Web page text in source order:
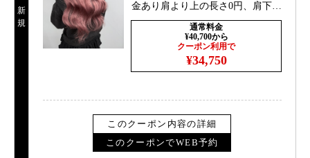
新
規
金あり肩より上の長さ0円、肩下＋
￥1100胸より下￥2200
通常料金
¥40,700から
クーポン利用で
¥34,750
このクーポン内容の詳細
このクーポンでWEB予約